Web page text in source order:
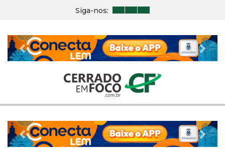
Siga-nos:
Previous Next
Previous Next